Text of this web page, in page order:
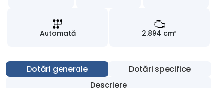
Automată 2.894 cm³
Dotări generale
Dotări specifice
Descriere